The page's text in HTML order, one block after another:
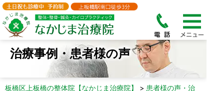
治療事例・患者様の声
板橋区上板橋の整体院【なかじま治療院】 > 患者様の声・治